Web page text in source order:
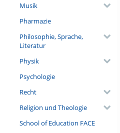
Musik
Pharmazie
Philosophie, Sprache,
Literatur
Physik
Psychologie
Recht
Religion und Theologie
School of Education FACE